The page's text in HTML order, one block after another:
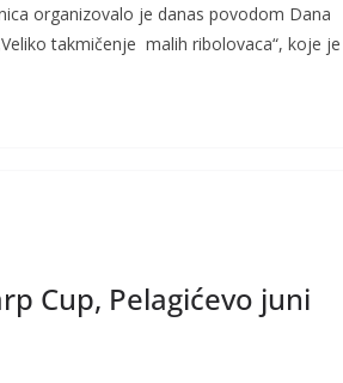
organizovalo je danas povodom Dana
takmičenje malih ribolovaca“, koje je
Cup, Pelagićevo juni